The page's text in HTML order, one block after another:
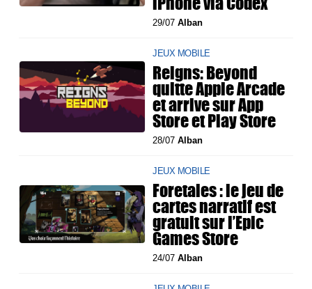
29/07Alban
JEUX MOBILE
Reigns: Beyond
quitte Apple Arcade
et arrive sur App
Store et Play Store
28/07Alban
JEUX MOBILE
Foretales : le jeu de
cartes narratif est
gratuit sur l’Epic
Games Store
24/07Alban